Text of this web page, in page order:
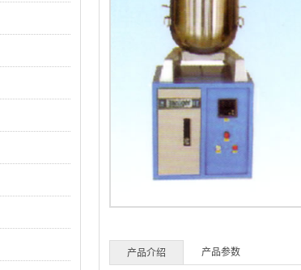
产品介绍 产品参数